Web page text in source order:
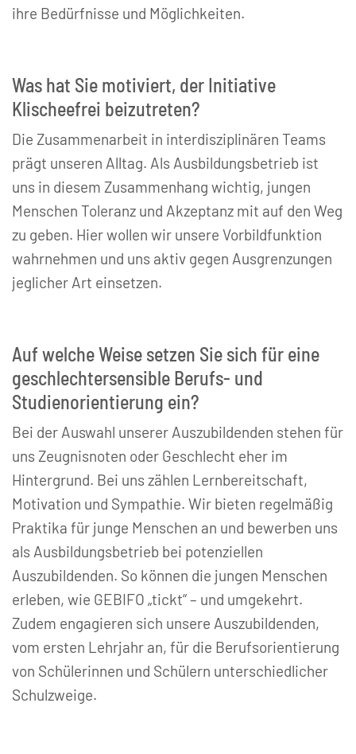
ihre Bedürfnisse und Möglichkeiten.
Was hat Sie motiviert, der Initiative
Klischeefrei beizutreten?
Die Zusammenarbeit in interdisziplinären Teams
prägt unseren Alltag. Als Ausbildungsbetrieb ist
uns in diesem Zusammenhang wichtig, jungen
Menschen Toleranz und Akzeptanz mit auf den Weg
zu geben. Hier wollen wir unsere Vorbildfunktion
wahrnehmen und uns aktiv gegen Ausgrenzungen
jeglicher Art einsetzen.
Auf welche Weise setzen Sie sich für eine
geschlechtersensible Berufs- und
Studienorientierung ein?
Bei der Auswahl unserer Auszubildenden stehen für
uns Zeugnisnoten oder Geschlecht eher im
Hintergrund. Bei uns zählen Lernbereitschaft,
Motivation und Sympathie. Wir bieten regelmäßig
Praktika für junge Menschen an und bewerben uns
als Ausbildungsbetrieb bei potenziellen
Auszubildenden. So können die jungen Menschen
erleben, wie GEBIFO „tickt“ – und umgekehrt.
Zudem engagieren sich unsere Auszubildenden,
vom ersten Lehrjahr an, für die Berufsorientierung
von Schülerinnen und Schülern unterschiedlicher
Schulzweige.